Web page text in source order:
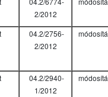
2/2012
04.2/2756-
2/2012
04.2/2940-
1/2012